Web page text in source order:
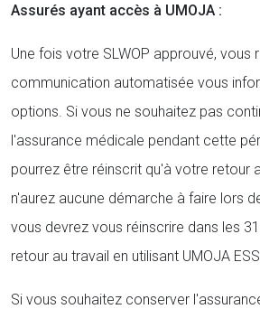
Assurés ayant accès à UMOJA :
Une fois votre SLWOP approuvé, vous
communication automatisée vous
options. Si vous ne souhaitez pas
l'assurance médicale pendant cette
pourrez être réinscrit qu'à votre retour
n'aurez aucune démarche à faire lors
vous devrez vous réinscrire dans les
retour au travail en utilisant UMOJA ESS.
Si vous souhaitez conserver